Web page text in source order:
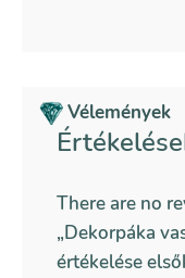
Vélemények
There are no
„Dekorpáka
értékelése